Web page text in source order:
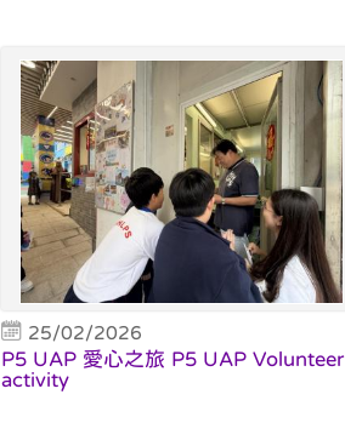
25/02/2026
P5 UAP 愛心之旅 P5 UAP Volunteer
activity